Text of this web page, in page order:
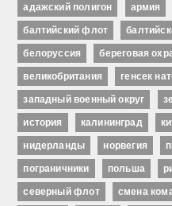
адажский полигон армия
балтийский флот
белоруссия береговая
великобритания генсек
западный военный округ
история калининград
нидерланды норвегия
пограничники польша
северный флот смена